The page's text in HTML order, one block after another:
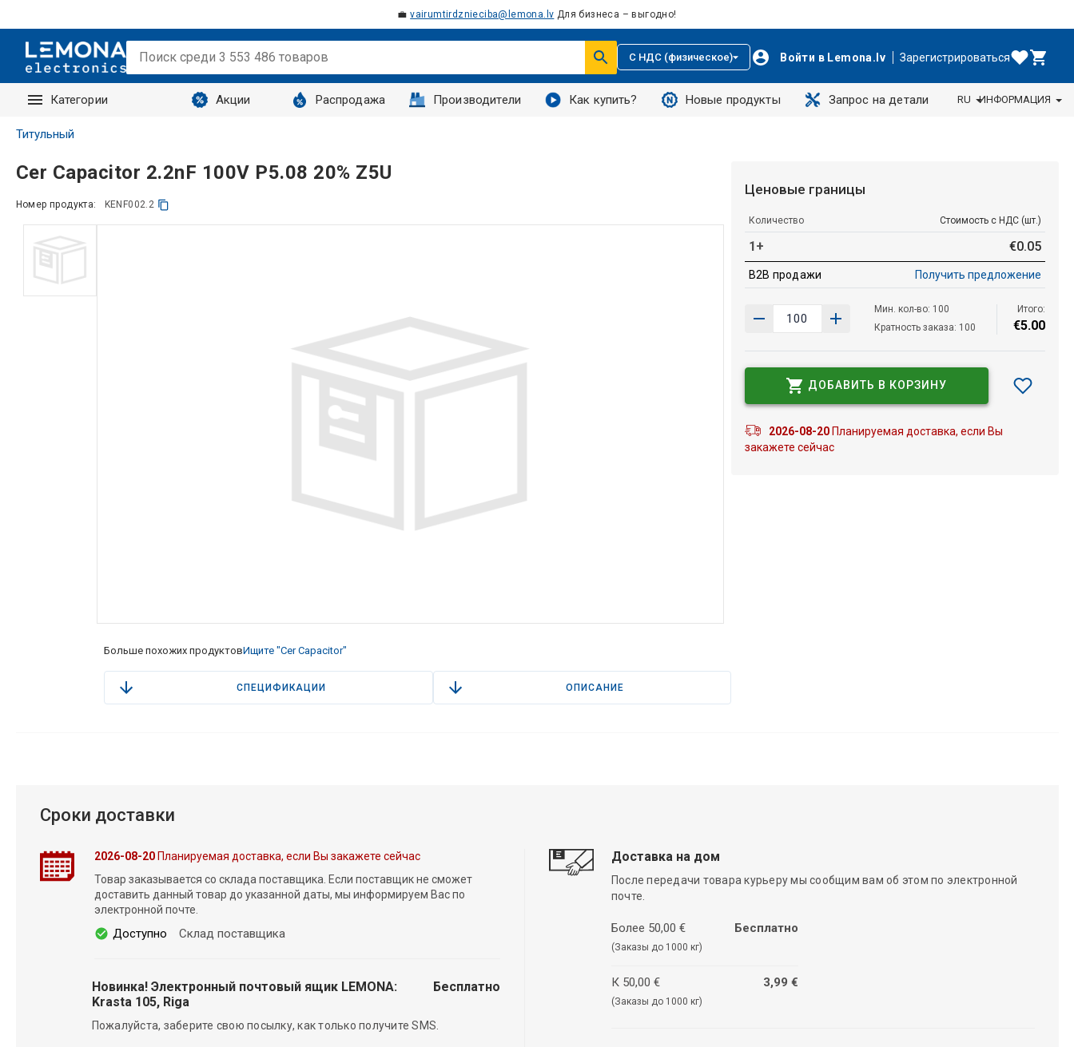
💼vairumtirdznieciba@lemona.lv Для бизнеса – выгодно!
С НДС (физическое) Войти в Lemona.lv Зарегистрироваться
Категории Акции Распродажа Производители Как купить? Новые продукты Запрос на детали
Запросы
RU ИНФОРМАЦИЯ
Титульный
Cer Capacitor 2.2nF 100V P5.08 20% Z5U
Номер продукта: KENF002.2
Больше похожих продуктовИщите "Cer Capacitor"
СПЕЦИФИКАЦИИ ОПИСАНИЕ
Ценовые границы
Количество Стоимость с НДС (шт.)
1+ €0.05
B2B продажи Получить предложение
Мин. кол-во: 100
Кратность заказа: 100
Итого:
€5.00
ДОБАВИТЬ В КОРЗИНУ
2026-08-20Планируемая доставка, если Вы
закажете сейчас
Сроки доставки
2026-08-20Планируемая доставка, если Вы закажете сейчас
Товар заказывается со склада поставщика. Если поставщик не сможет
доставить данный товар до указанной даты, мы информируем Вас по
электронной почте.
Доступно Склад поставщика
Новинка! Электронный почтовый ящик LEMONA:
Krasta 105, Riga
Бесплатно
Пожалуйста, заберите свою посылку, как только получите SMS.
Доставка на дом
После передачи товара курьеру мы сообщим вам об этом по электронной
почте.
Более 50,00 €
(Заказы до 1000 кг)
Бесплатно
К 50,00 €
(Заказы до 1000 кг)
3,99 €